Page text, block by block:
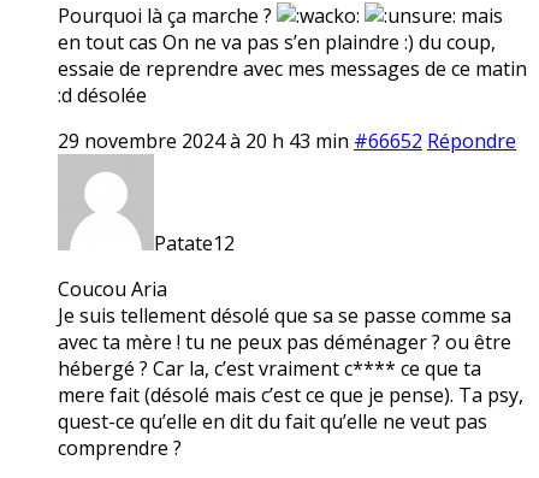
Pourquoi là ça marche ?
mais
en tout cas On ne va pas s’en plaindre :) du coup,
essaie de reprendre avec mes messages de ce matin
:d désolée
29 novembre 2024 à 20 h 43 min #66652 Répondre
Patate12
Coucou Aria
Je suis tellement désolé que sa se passe comme sa
avec ta mère ! tu ne peux pas déménager ? ou être
hébergé ? Car la, c’est vraiment c**** ce que ta
mere fait (désolé mais c’est ce que je pense). Ta psy,
quest-ce qu’elle en dit du fait qu’elle ne veut pas
comprendre ?